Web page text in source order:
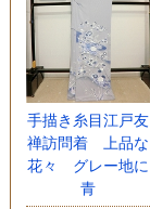
手描き糸目江戸友
禅訪問着 上品な
花々 グレー地に
青